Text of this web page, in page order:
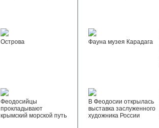
Острова
Феодосийцы
прокладывают
крымский морской путь
Фауна музея Карадага
В Феодосии открылась
выставка заслуженного
художника России